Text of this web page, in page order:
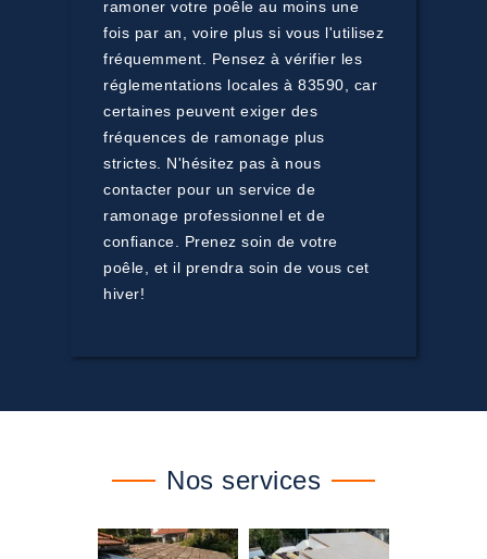
ramoner votre poêle au moins une
fois par an, voire plus si vous l'utilisez
fréquemment. Pensez à vérifier les
réglementations locales à 83590, car
certaines peuvent exiger des
fréquences de ramonage plus
strictes. N'hésitez pas à nous
contacter pour un service de
ramonage professionnel et de
confiance. Prenez soin de votre
poêle, et il prendra soin de vous cet
hiver!
Nos services